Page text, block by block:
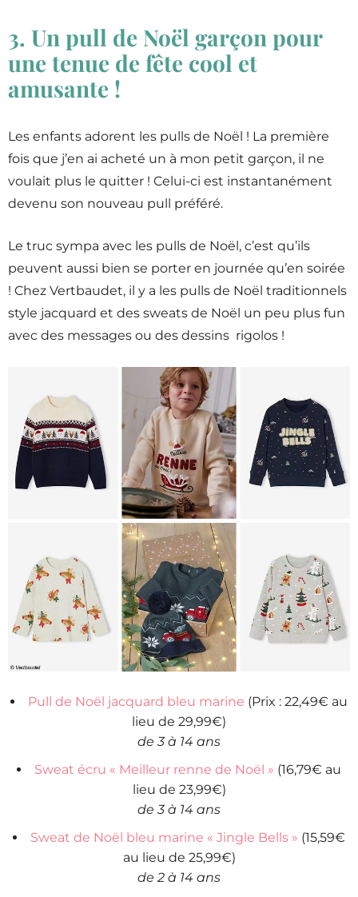
3. Un pull de Noël garçon pour
une tenue de fête cool et
amusante !
Les enfants adorent les pulls de Noël ! La première
fois que j’en ai acheté un à mon petit garçon, il ne
voulait plus le quitter ! Celui-ci est instantanément
devenu son nouveau pull préféré.
Le truc sympa avec les pulls de Noël, c’est qu’ils
peuvent aussi bien se porter en journée qu’en soirée
! Chez Vertbaudet, il y a les pulls de Noël traditionnels
style jacquard et des sweats de Noël un peu plus fun
avec des messages ou des dessins rigolos !
Pull de Noël jacquard bleu marine (Prix : 22,49€ au
lieu de 29,99€)
de 3 à 14 ans
Sweat écru « Meilleur renne de Noël » (16,79€ au
lieu de 23,99€)
de 3 à 14 ans
Sweat de Noël bleu marine « Jingle Bells » (15,59€
au lieu de 25,99€)
de 2 à 14 ans